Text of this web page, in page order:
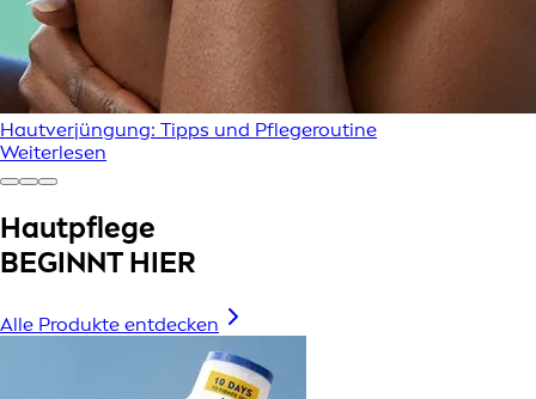
Hautverjüngung: Tipps und Pflegeroutine
Weiterlesen
Hautpflege
BEGINNT HIER
Alle Produkte entdecken